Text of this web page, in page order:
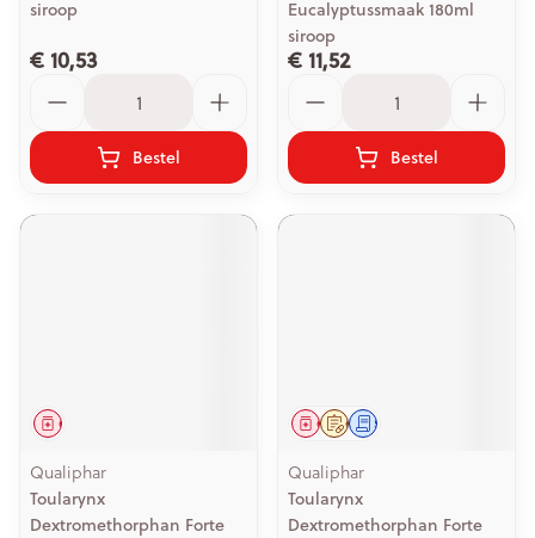
siroop
€ 10,53
Bestel
Eucalyptussmaak 180ml
siroop
€ 11,52
Bestel
Geneesmiddel
Qualiphar
Toularynx
Dextromethorphan Forte
Op voorschrift
GeneesmiddelSchriftelijke aanvraag
Qualiphar
Toularynx
Dextromethorphan Forte